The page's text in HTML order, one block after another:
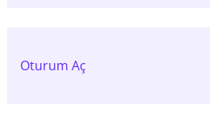
Oturum Aç